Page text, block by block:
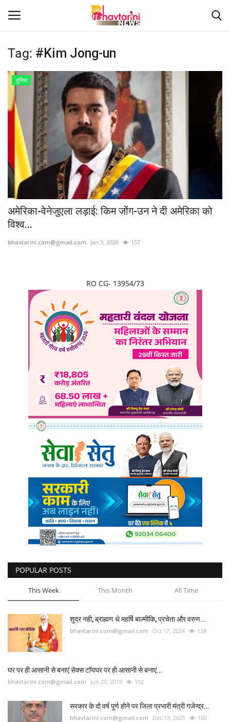
Home
संपर्क करें
Contact
हमारे बारे मेंं
देश
दुनिया
मध्य प्रदेश
मनोरंजन
राशिफल
संपर्क
Tag: #Kim Jong-un
दुनिया
अमेरिका-वेनेजुएला लड़ाई: किम जोंग-उन ने दी अमेरिका को
विश्व...
bhavtarini.com@gmail.com Jan 3, 2026 157
RO CG- 13954/73
POPULAR POSTS
This Week This Month All Time
शुद्र नही, ब्राह्मण थे महर्षि बाल्मीकि, प्रचेता और वरुण...
bhavtarini.com@gmail.com Oct 17, 2024 128
घर पर ही आसानी से बनाएं सेक्स टॉयघर पर ही आसानी से बनाएं...
bhavtarini.com@gmail.com Jun 20, 2019 102
सरकार के दो वर्ष पूर्ण होने पर जिला प्रभारी मंत्री गजेन्द्र...
bhavtarini.com@gmail.com Dec 13, 2025 100